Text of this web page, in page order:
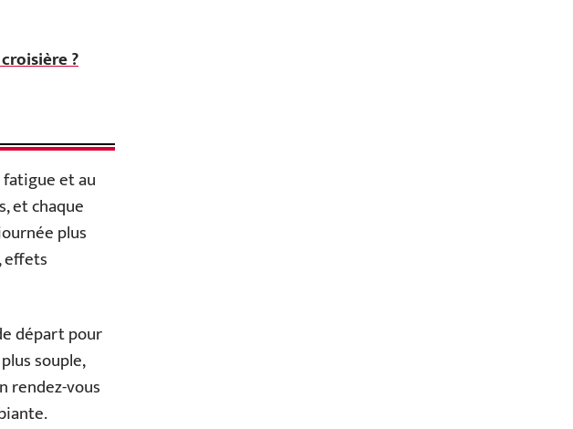
?
fatigue et au
et chaque
plus
effets
départ pour
souple,
rendez-vous